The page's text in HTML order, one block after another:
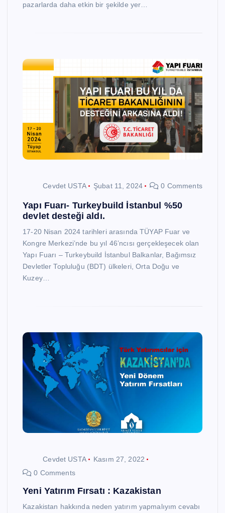
pazarlarda daha etkin bir şekilde yer…
Cevdet USTA Şubat 11, 2024 0 Comments
Yapı Fuarı- Turkeybuild İstanbul %50
devlet desteği aldı.
17-20 Nisan 2024 tarihleri arasında TÜYAP Fuar ve
Kongre Merkezi’nde bu yıl 46’ncısı gerçekleşecek olan
Yapı Fuarı – Turkeybuild İstanbul Balkanlar, Bağımsız
Devletler Topluluğu (BDT) ülkeleri, Orta Doğu ve
Kuzey…
Cevdet USTA
Kasım 27, 2022
0 Comments
Yeni Yatırım Fırsatı : Kazakistan
Kazakistan hakkında neden yatırım yapmalıyım cevabı